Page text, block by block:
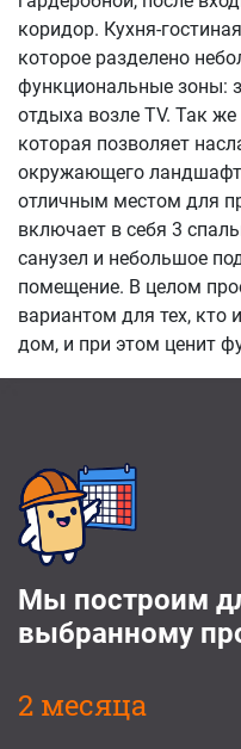
коридор. Кухня-
которое разделено
функциональные зоны:
отдыха возле TV. Так
которая позволяет
окружающего
отличным местом для
включает в себя 3
санузел и небольшое
помещение. В целом
вариантом для тех, кто
дом, и при этом ценит
Мы построим
выбранному
2 месяца